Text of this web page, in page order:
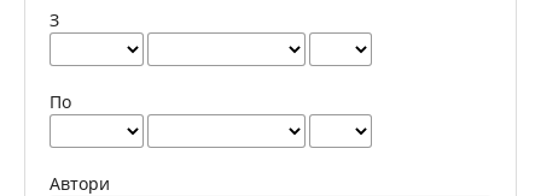
З
По
Автори